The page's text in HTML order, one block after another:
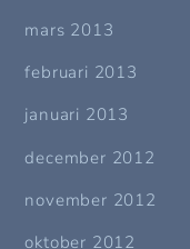
mars 2013
februari 2013
januari 2013
december 2012
november 2012
oktober 2012